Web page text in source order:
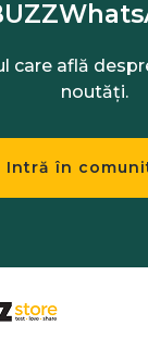
care află
noutăți.
Intră în